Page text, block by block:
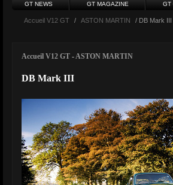
GT NEWS GT MAGAZINE GT
Accueil V12 GT / ASTON MARTIN / DB Mark III
Accueil V12 GT -ASTON MARTIN
DB Mark III